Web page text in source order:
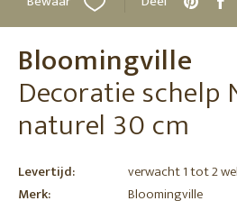
Bloomingville
Decoratie schelp
naturel 30 cm
Levertijd:
verwacht 1 tot 2
Merk:
Bloomingville